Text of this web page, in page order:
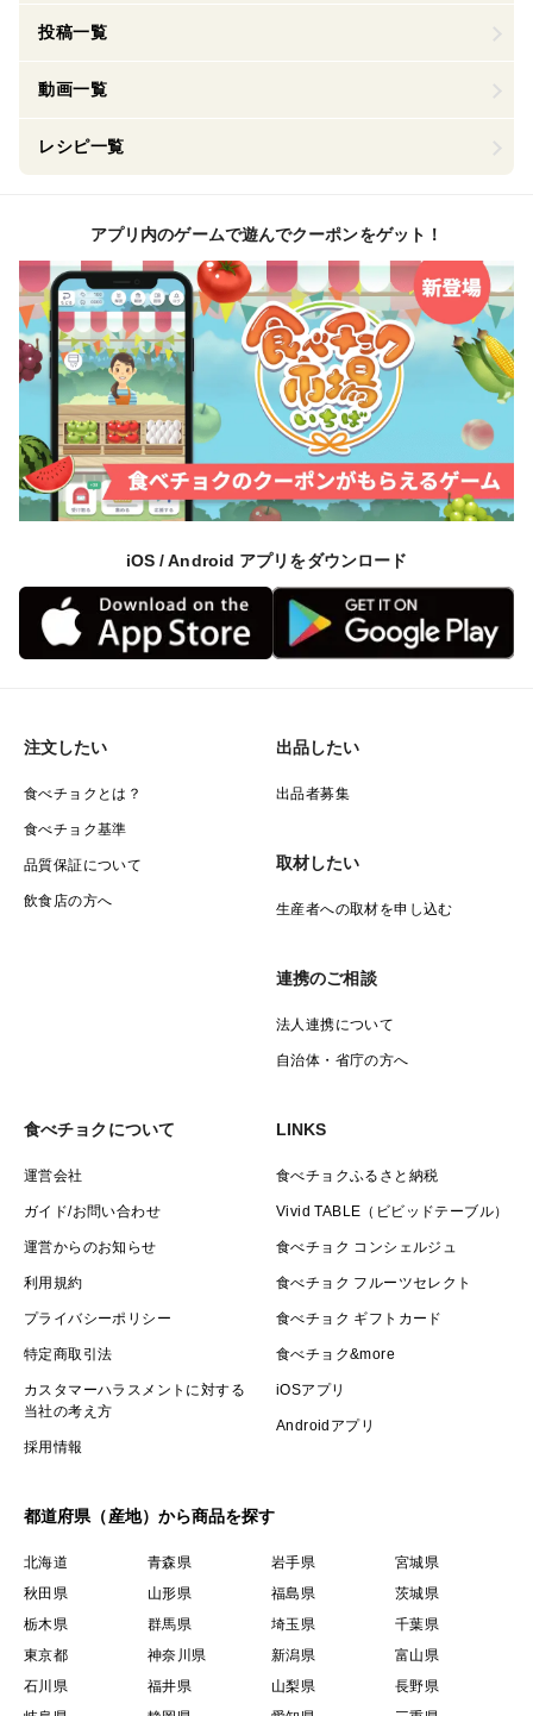
投稿一覧
動画一覧
レシピ一覧
アプリ内のゲームで遊んでクーポンをゲット！
iOS / Android アプリをダウンロード
注文したい
食べチョクとは？
食べチョク基準
品質保証について
飲食店の方へ
出品したい
出品者募集
取材したい
生産者への取材を申し込む
連携のご相談
法人連携について
自治体・省庁の方へ
食べチョクについて
運営会社
ガイド/お問い合わせ
運営からのお知らせ
利用規約
プライバシーポリシー
特定商取引法
カスタマーハラスメントに対する
当社の考え方
採用情報
LINKS
食べチョクふるさと納税
Vivid TABLE（ビビッドテーブル）
食べチョク コンシェルジュ
食べチョク フルーツセレクト
食べチョク ギフトカード
食べチョク&more
iOSアプリ
Androidアプリ
都道府県（産地）から商品を探す
北海道 青森県 岩手県
宮城県
秋田県
山形県 福島県
茨城県
栃木県
群馬県 埼玉県
千葉県
東京都
神奈川県 新潟県
富山県
石川県
福井県 山梨県
長野県